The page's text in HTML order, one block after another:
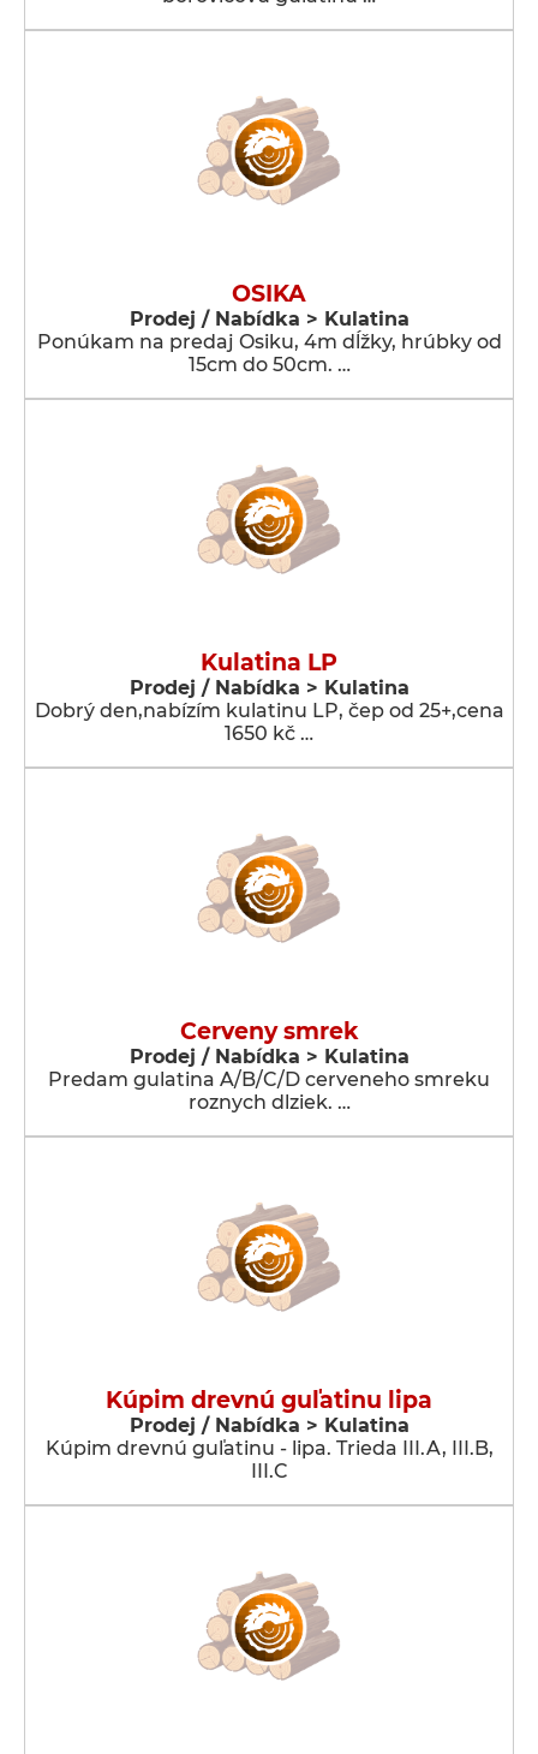
OSIKA
Prodej / Nabídka > Kulatina
Ponúkam na predaj Osiku, 4m dĺžky, hrúbky od
15cm do 50cm. …
Kulatina LP
Prodej / Nabídka > Kulatina
Dobrý den,nabízím kulatinu LP, čep od 25+,cena
1650 kč …
Cerveny smrek
Prodej / Nabídka > Kulatina
Predam gulatina A/B/C/D cerveneho smreku
roznych dlziek. …
Kúpim drevnú guľatinu lipa
Prodej / Nabídka > Kulatina
Kúpim drevnú guľatinu - lipa. Trieda III.A, III.B,
III.C